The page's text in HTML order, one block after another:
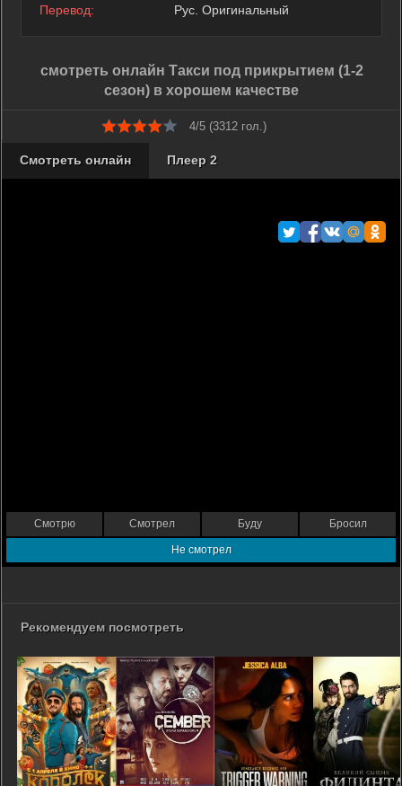
Перевод:
Рус. Оригинальный
смотреть онлайн Такси под прикрытием (1-2
сезон) в хорошем качестве
4/5 (3312гол.)
Смотреть онлайн Плеер 2
Смотрю Смотрел Буду Бросил
Не смотрел
Рекомендуем посмотреть